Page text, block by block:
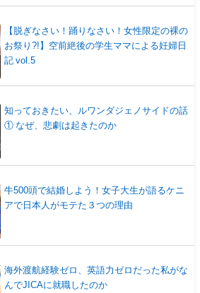
【脱ぎなさい！踊りなさい！女性限定の裸の
お祭り?!】空前絶後の学生ママによる妊婦日
記 vol.5
知っておきたい、ルワンダジェノサイドの話
① なぜ、悲劇は起きたのか
牛500頭で結婚しよう！女子大生が語るケニ
アで日本人がモテた３つの理由
海外渡航経験ゼロ、英語力ゼロだった私がな
んでJICAに就職したのか